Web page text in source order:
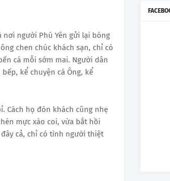
nơi người Phú Yên gửi lại bóng
chen chúc khách sạn, chỉ có
cá mỗi sớm mai. Người dân
kể chuyện cá Ông, kể
Cách họ đón khách cũng nhẹ
mực xào coi, vừa bắt hồi
cả, chỉ có tình người thiệt